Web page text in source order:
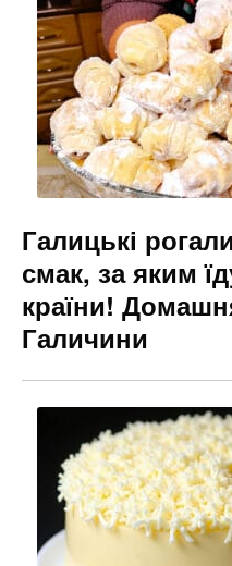
o
k
Галицькі
смак, за яким
країни!
Галичини